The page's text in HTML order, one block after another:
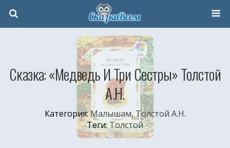
Сказка: «Медведь И Три Сестры» Толстой
А.Н.
Категория:Малышам,Толстой А.Н.
Теги:Толстой